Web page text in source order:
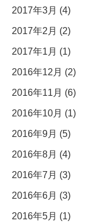
2017年3月 (4)
2017年2月 (2)
2017年1月 (1)
2016年12月 (2)
2016年11月 (6)
2016年10月 (1)
2016年9月 (5)
2016年8月 (4)
2016年7月 (3)
2016年6月 (3)
2016年5月 (1)